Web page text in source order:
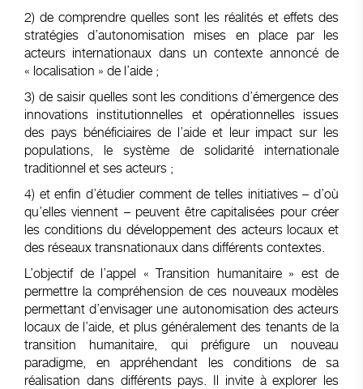
2) de comprendre quelles sont les réalités et effets des
stratégies d’autonomisation mises en place par les
acteurs internationaux dans un contexte annoncé de
« localisation » de l’aide ;
3) de saisir quelles sont les conditions d’émergence des
innovations institutionnelles et opérationnelles issues
des pays bénéficiaires de l’aide et leur impact sur les
populations, le système de solidarité internationale
traditionnel et ses acteurs ;
4) et enfin d’étudier comment de telles initiatives – d’où
qu’elles viennent – peuvent être capitalisées pour créer
les conditions du développement des acteurs locaux et
des réseaux transnationaux dans différents contextes.
L’objectif de l’appel « Transition humanitaire » est de
permettre la compréhension de ces nouveaux modèles
permettant d’envisager une autonomisation des acteurs
locaux de l’aide, et plus généralement des tenants de la
transition humanitaire, qui préfigure un nouveau
paradigme, en appréhendant les conditions de sa
réalisation dans différents pays. Il invite à explorer les